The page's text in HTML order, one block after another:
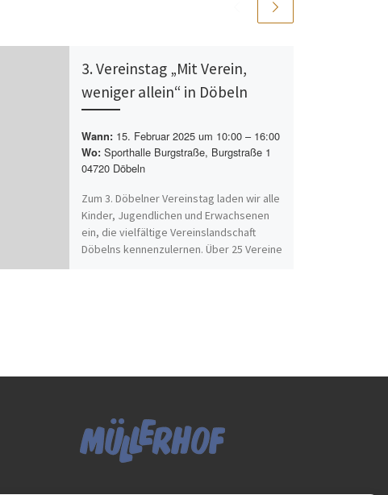
3. Vereinstag „Mit Verein,
weniger allein“ in Döbeln
Wann: 15. Februar 2025 um 10:00 – 16:00
Wo: Sporthalle Burgstraße, Burgstraße 1
04720 Döbeln
Zum 3. Döbelner Vereinstag laden wir alle
Kinder, Jugendlichen und Erwachsenen
ein, die vielfältige Vereinslandschaft
Döbelns kennenzulernen. Über 25 Vereine